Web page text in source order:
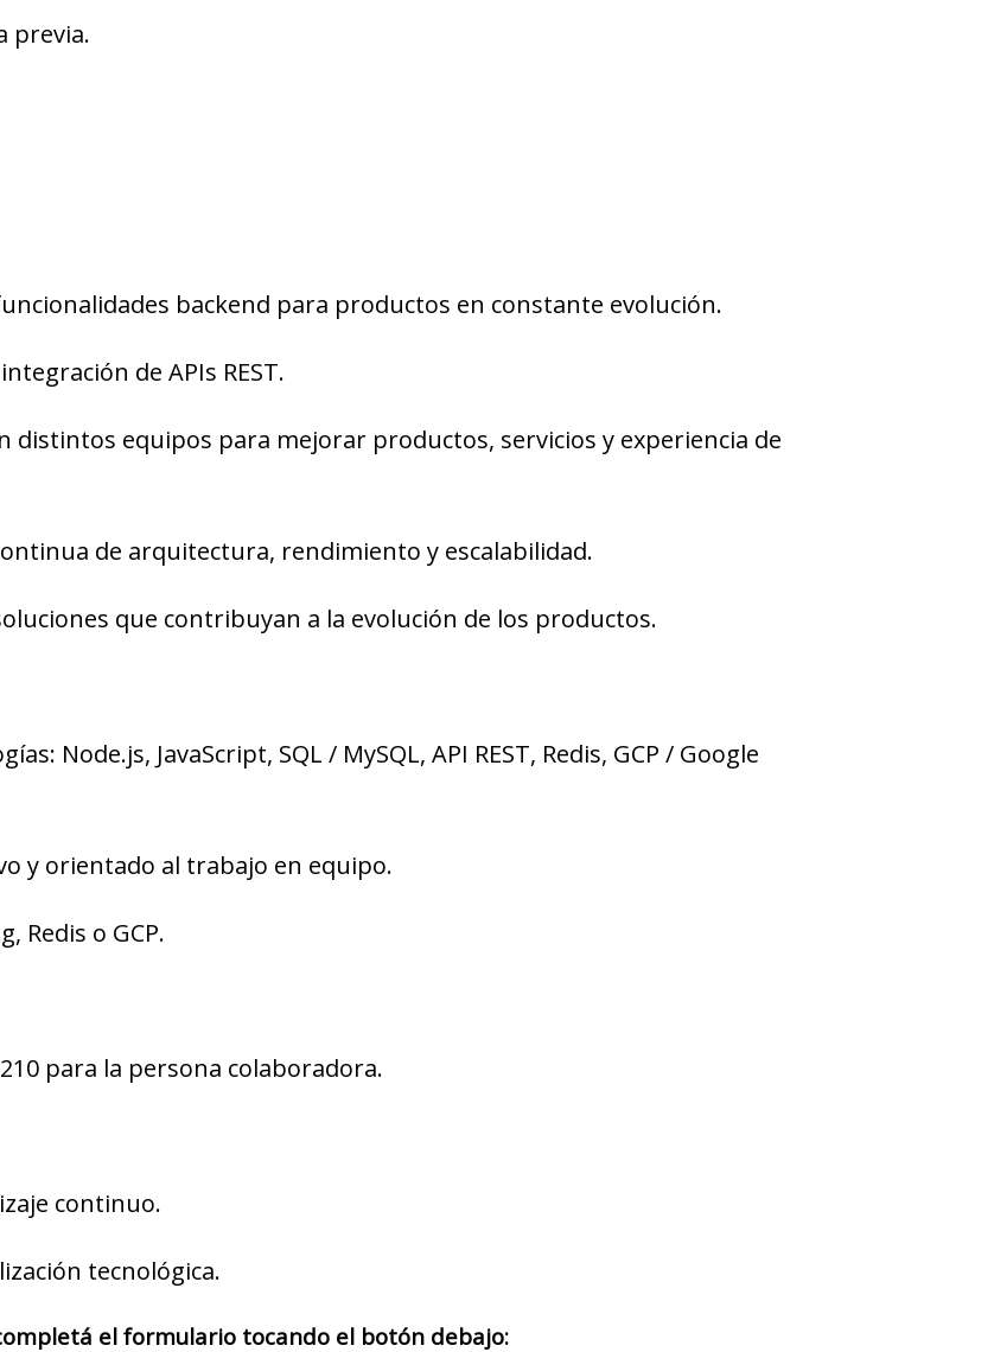
previa.
backend para productos en constante evolución.
de APIs REST.
distintos equipos para mejorar productos, servicios y experiencia de
de arquitectura, rendimiento y escalabilidad.
que contribuyan a la evolución de los productos.
Node.js, JavaScript, SQL / MySQL, API REST, Redis, GCP / Google
y orientado al trabajo en equipo.
Redis o GCP.
para la persona colaboradora.
continuo.
tecnológica.
el formulario tocando el botón debajo: